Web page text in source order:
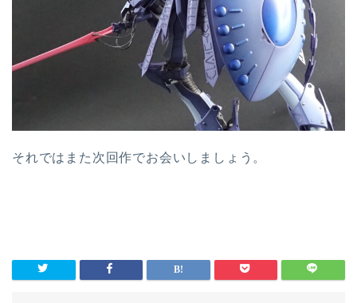
それではまた次回作でお会いしましょう。